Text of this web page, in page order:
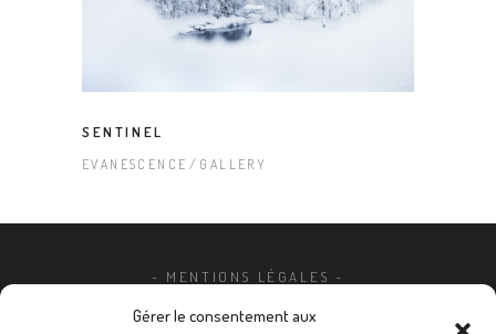
Gérer le consentement aux
SENTINEL
EVANESCENCE GALLERY
- MENTIONS LÉGALES -